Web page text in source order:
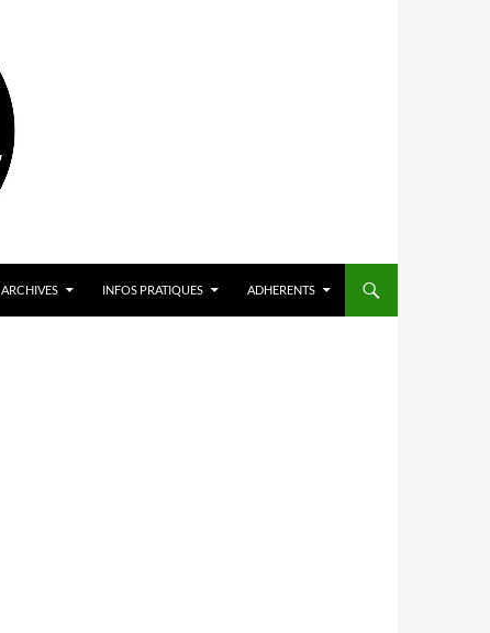
ARCHIVES INFOS PRATIQUES ADHERENTS